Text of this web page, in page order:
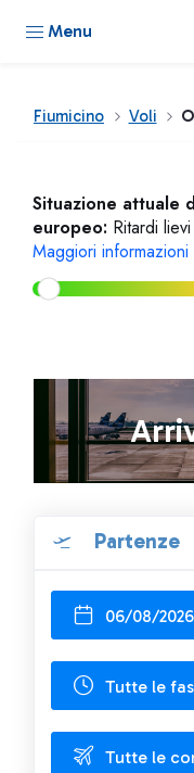
Menu
Fiumicino Voli
Situazione attuale
europeo: Ritardi lievi
Maggiori informazioni
Partenze
06/08/2026
Tutte le
Tutte le